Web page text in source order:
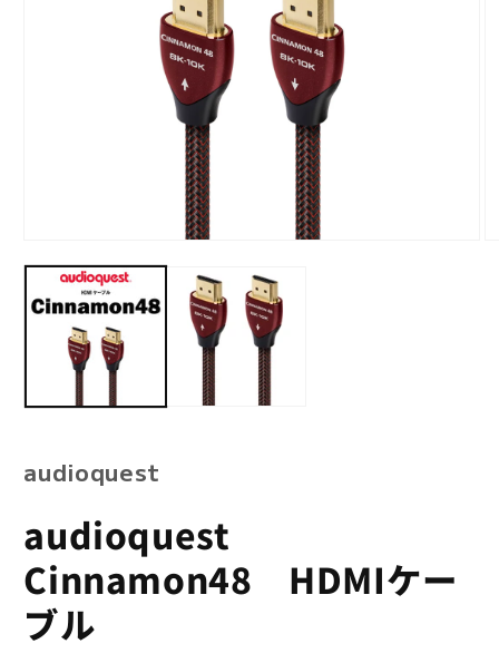
ー
ル
ア
く
audioquest
audioquest
Cinnamon48 HDMIケー
ブル